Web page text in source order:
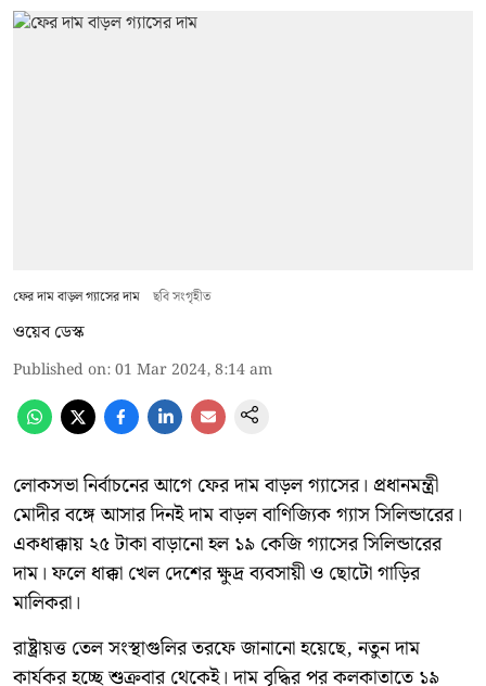
ফের দাম বাড়ল গ্যাসের দাম ছবি সংগৃহীত
ওয়েব ডেস্ক
Published on:01 Mar 2024, 8:14 am
লোকসভা নির্বাচনের আগে ফের দাম বাড়ল গ্যাসের। প্রধানমন্ত্রী
মোদীর বঙ্গে আসার দিনই দাম বাড়ল বাণিজ্যিক গ্যাস সিলিন্ডারের।
একধাক্কায় ২৫ টাকা বাড়ানো হল ১৯ কেজি গ্যাসের সিলিন্ডারের
দাম। ফলে ধাক্কা খেল দেশের ক্ষুদ্র ব্যবসায়ী ও ছোটো গাড়ির
মালিকরা।
রাষ্ট্রায়ত্ত তেল সংস্থাগুলির তরফে জানানো হয়েছে, নতুন দাম
কার্যকর হচ্ছে শুক্রবার থেকেই। দাম বৃদ্ধির পর কলকাতাতে ১৯